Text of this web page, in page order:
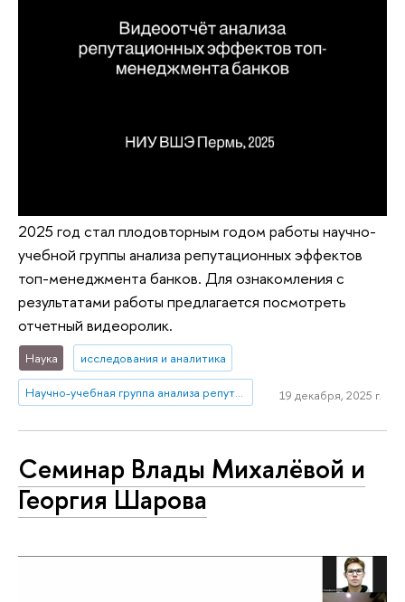
2025 год стал плодовторным годом работы научно-
учебной группы анализа репутационных эффектов
топ-менеджмента банков. Для ознакомления с
результатами работы предлагается посмотреть
отчетный видеоролик.
Наука исследования и аналитика
Научно-учебная группа анализа репутационных эффектов топ-менеджмента банков 19 декабря, 2025 г.
Семинар Влады Михалёвой и
Георгия Шарова